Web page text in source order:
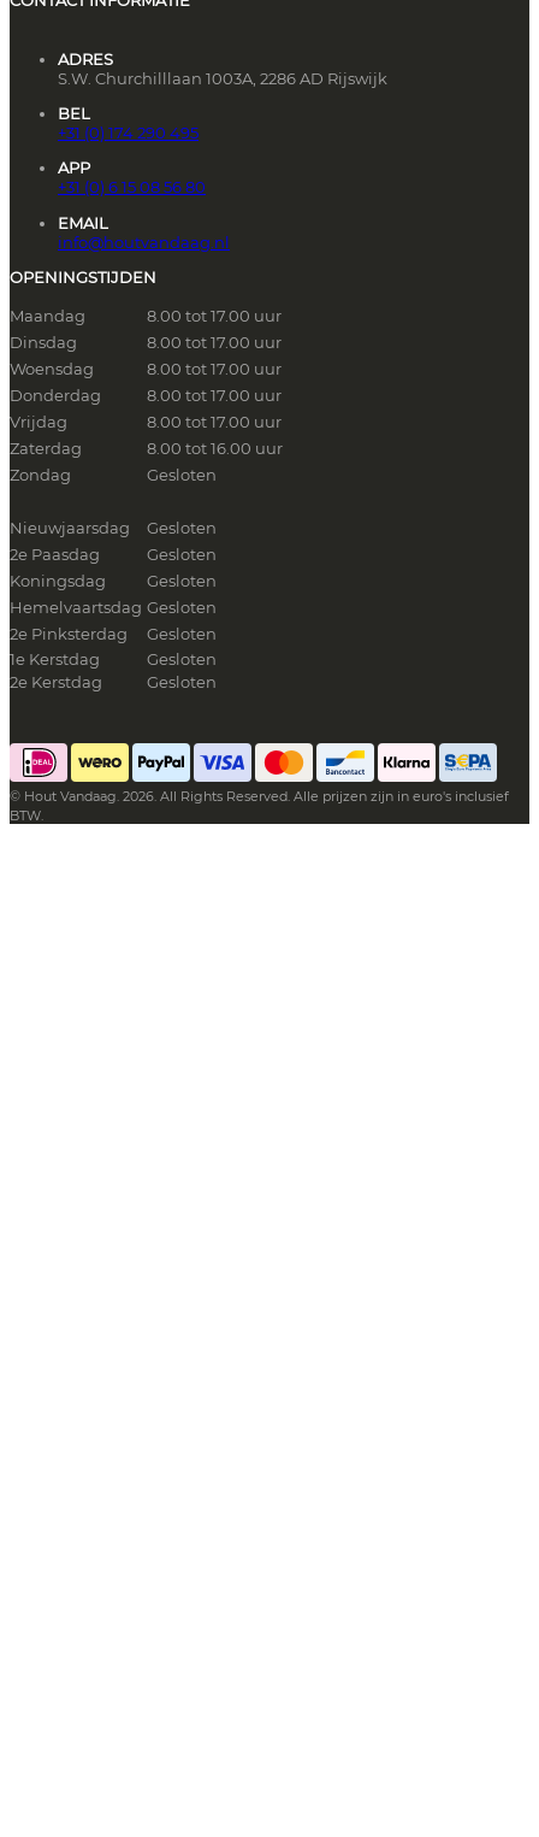
ADRES
S.W. Churchilllaan 1003A, 2286 AD Rijswijk
BEL
+31 (0) 174 290 495
APP
+31 (0) 6 15 08 56 80
EMAIL
info@houtvandaag.nl
OPENINGSTIJDEN
Maandag
8.00 tot 17.00 uur
Dinsdag
8.00 tot 17.00 uur
Woensdag
8.00 tot 17.00 uur
Donderdag
8.00 tot 17.00 uur
Vrijdag
8.00 tot 17.00 uur
Zaterdag
8.00 tot 16.00 uur
Zondag
Gesloten
Nieuwjaarsdag
Gesloten
2e Paasdag
Gesloten
Koningsdag
Gesloten
Hemelvaartsdag Gesloten
2e Pinksterdag
Gesloten
1e Kerstdag
Gesloten
2e Kerstdag
Gesloten
© Hout Vandaag. 2026. All Rights Reserved. Alle prijzen zijn in euro's inclusief
BTW.